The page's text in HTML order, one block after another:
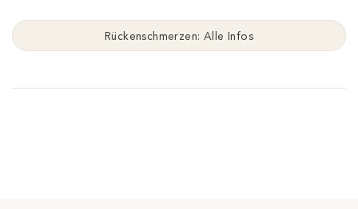
Rückenschmerzen: Alle Infos